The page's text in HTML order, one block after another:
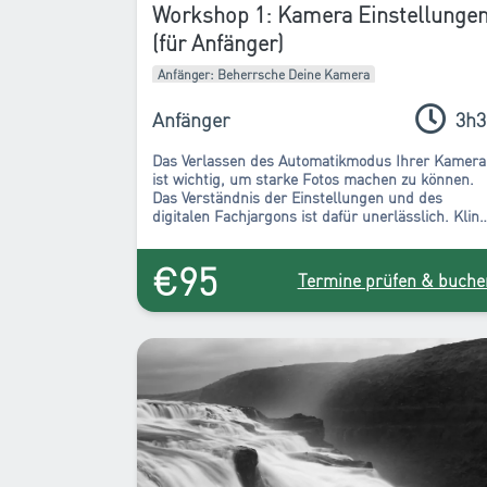
Workshop 1: Kamera
(für Anfänger)
Anfänger: Beherrsche Deine Kamera
Anfänger
Das Verlassen des Automatikmodus Ihrer Kamera
ist wichtig, um starke Fotos machen zu können.
Das Verständnis der Einstellungen und des
digitalen Fachjargons ist dafür unerlässlich. Klingt
werden Sie sich wirklich besser fühlen, weil Sie
Fotografie im täglichen Leben verstehen.
€95 Termine prüfen &